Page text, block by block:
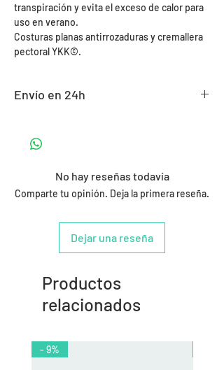
transpiración y evita el exceso de calor para
uso en verano.
Costuras planas antirrozaduras y cremallera
pectoral YKK©.
Envío en 24h
No hay reseñas todavía
Comparte tu opinión. Deja la primera reseña.
Dejar una reseña
Productos
relacionados
- 9%